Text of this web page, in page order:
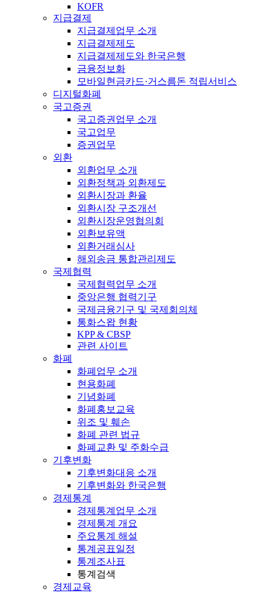
KOFR
지급결제
지급결제업무 소개
지급결제제도
지급결제제도와 한국은행
금융정보화
모바일현금카드·거스름돈 적립서비스
디지털화폐
국고증권
국고증권업무 소개
국고업무
증권업무
외환
외환업무 소개
외환정책과 외환제도
외환시장과 환율
외환시장 구조개선
외환시장운영협의회
외환보유액
외환거래심사
해외송금 통합관리제도
국제협력
국제협력업무 소개
중앙은행 협력기구
국제금융기구 및 국제회의체
통화스왑 현황
KPP & CBSP
관련 사이트
화폐
화폐업무 소개
현용화폐
기념화폐
화폐홍보교육
위조 및 훼손
화폐 관련 법규
화폐교환 및 주화수급
기후변화
기후변화대응 소개
기후변화와 한국은행
경제통계
경제통계업무 소개
경제통계 개요
주요통계 해설
통계공표일정
통계조사표
통계검색
경제교육